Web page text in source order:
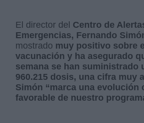
El director del Centro de
Emergencias, Fernando
mostrado muy positivo sobre
vacunación y ha asegurado
semana se han suministrado
960.215 dosis, una cifra muy
Simón “marca una evolución
favorable de nuestro